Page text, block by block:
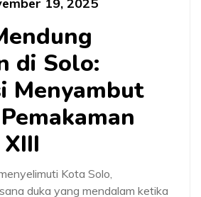
di Solo:
Menyambut
Kota Solo,
duka yang mendalam ketika